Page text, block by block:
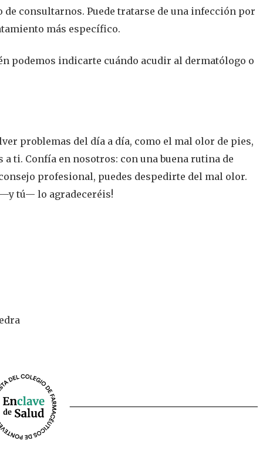
consultarnos. Puede tratarse de una infección por
más específico.
podemos indicarte cuándo acudir al dermatólogo o
problemas del día a día, como el mal olor de pies,
ti. Confía en nosotros: con una buena rutina de
profesional, puedes despedirte del mal olor.
—y tú— lo agradeceréis!